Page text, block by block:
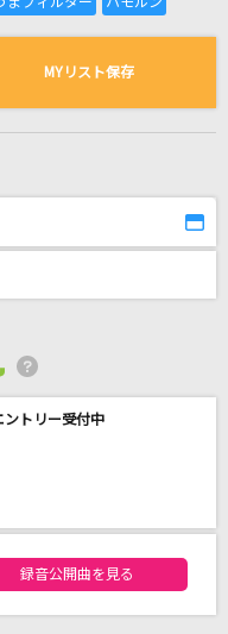
る曲の一覧
MYリスト保存
トリー受付中
ーランキング
録音公開曲を見る